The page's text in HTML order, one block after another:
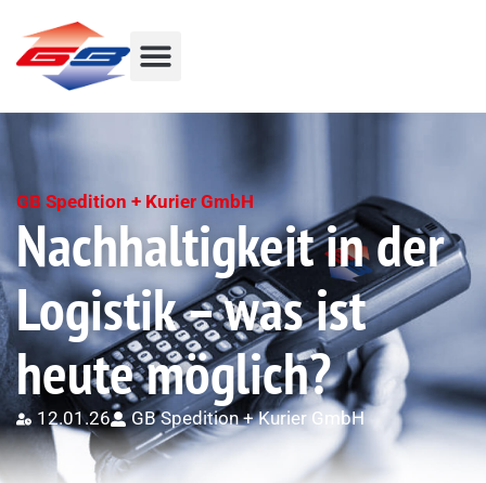
GB Spedition + Kurier GmbH
Nachhaltigkeit in der
Logistik – was ist
heute möglich?
12.01.26 GB Spedition + Kurier GmbH